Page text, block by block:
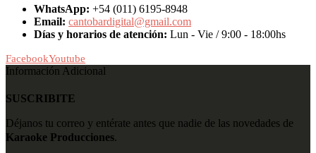
WhatsApp: +54 (011) 6195-8948
Email: cantobardigital@gmail.com
Días y horarios de atención: Lun - Vie / 9:00 - 18:00hs
FacebookYoutube
Información Adicional
SUSCRIBITE
Déjanos tu correo y entérate antes que nadie de las novedades de
Karaoke Producciones.